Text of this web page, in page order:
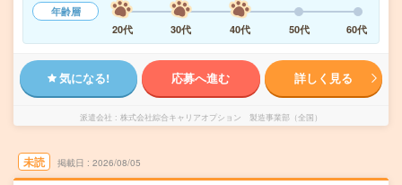
年齢層
20代
30代 40代 50代 60代
気になる! 応募へ進む 詳しく見る
派遣会社 株式会社綜合キャリアオプション 製造事業部（全国）
未読 掲載日 2026/08/05